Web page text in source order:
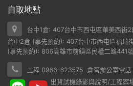
自取地點
台中1倉: 407台中市西屯區華美西街
台中2倉 (事先預約): 407台中市西屯區福瑞
(事先預約): 806高雄市前鎮區民權二路441
工程 0966-623575 倉管辦公室電
出貨試機錄影與說明/工程案